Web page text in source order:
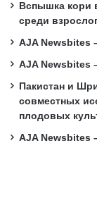
Вспышка кори
среди
AJA Newsbites
AJA Newsbites
Пакистан и
совместных
плодовых
AJA Newsbites